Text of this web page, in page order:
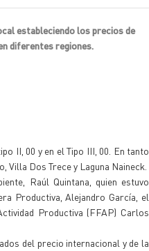
estableciendo los precios de
diferentes regiones.
II, 00 y en el Tipo III, 00. En tanto
Dos Trece y Laguna Naineck.
Raúl Quintana, quien estuvo
Productiva, Alejandro García, el
Productiva (FFAP) Carlos
del precio internacional y de la